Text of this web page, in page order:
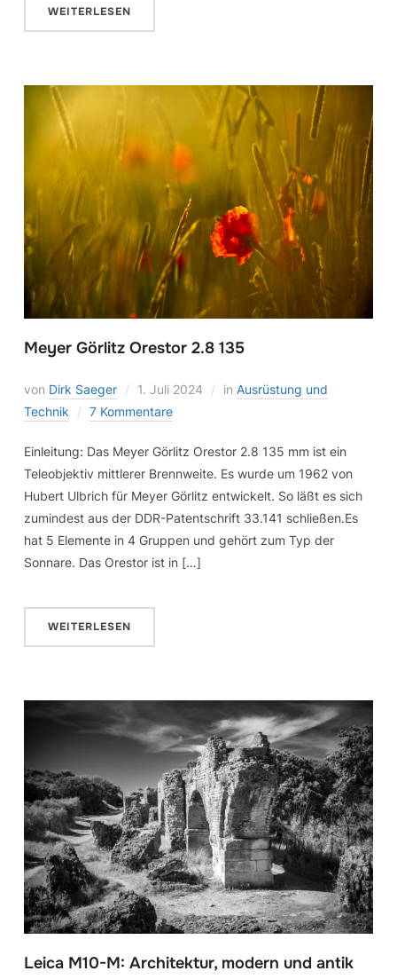
WEITERLESEN
Meyer Görlitz Orestor 2.8 135
von Dirk Saeger 1. Juli 2024 in Ausrüstung und
Technik
7 Kommentare
Einleitung: Das Meyer Görlitz Orestor 2.8 135 mm ist ein
Teleobjektiv mittlerer Brennweite. Es wurde um 1962 von
Hubert Ulbrich für Meyer Görlitz entwickelt. So läßt es sich
zumindest aus der DDR-Patentschrift 33.141 schließen.Es
hat 5 Elemente in 4 Gruppen und gehört zum Typ der
Sonnare. Das Orestor ist in […]
WEITERLESEN
Leica M10-M: Architektur, modern und antik